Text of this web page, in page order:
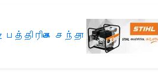
பத்திரிகை சந்தா